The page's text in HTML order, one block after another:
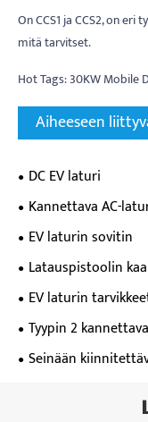
On CCS1 ja CCS2, on eri
mitä tarvitset.
Hot Tags: 30KW Mobile
Aiheeseen
DC EV laturi
Kannettava AC-
EV laturin sovitin
Latauspistoolin
EV laturin
Tyypin 2
Seinään